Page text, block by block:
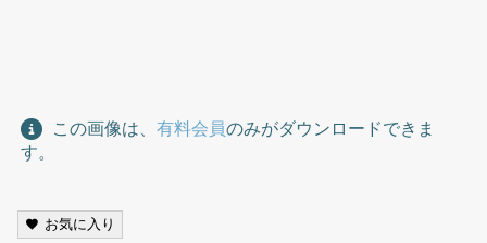
この画像は、 有料会員のみがダウンロードできま
す。
お気に入り